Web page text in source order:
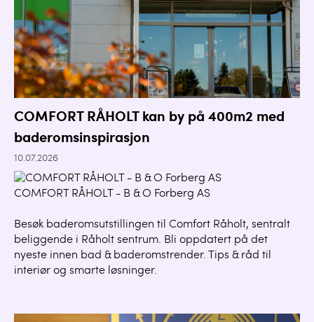
COMFORT RÅHOLT kan by på 400m2 med
baderomsinspirasjon
10.07.2026
COMFORT RÅHOLT - B & O Forberg AS
Besøk baderomsutstillingen til Comfort Råholt, sentralt
beliggende i Råholt sentrum. Bli oppdatert på det
nyeste innen bad & baderomstrender. Tips & råd til
interiør og smarte løsninger.